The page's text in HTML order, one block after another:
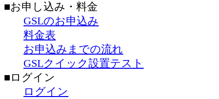
■お申し込み・料金
GSLのお申込み
料金表
お申込みまでの流れ
GSLクイック設置テスト
■ログイン
ログイン